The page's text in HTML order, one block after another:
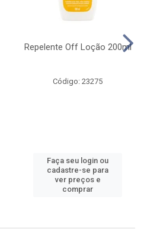
Repelente Off Loção 200ml
Código: 23275
Faça seu login ou
cadastre-se para
ver preços e
comprar